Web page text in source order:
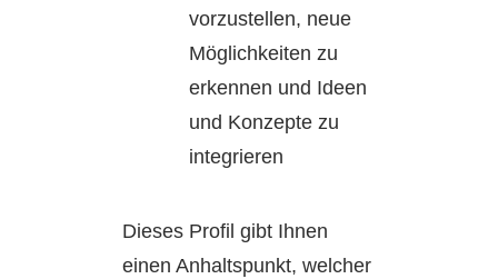
vorzustellen, neue
Möglichkeiten zu
erkennen und Ideen
und Konzepte zu
integrieren
Dieses Profil gibt Ihnen
einen Anhaltspunkt, welcher